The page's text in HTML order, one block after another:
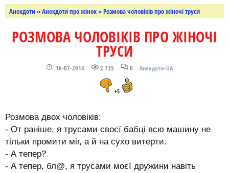
Анекдоти»Анекдоти про жінок» Розмова чоловіків про жіночі труси
РОЗМОВА ЧОЛОВІКІВ ПРО ЖІНОЧІ
ТРУСИ
16-07-2014 2 735 0 Анекдоти-UA
+5
Розмова двох чоловіків:
- От раніше, я трусами своєї бабці всю машину не
тільки промити міг, а й на сухо витерти.
- А тепер?
- А тепер, бл@, я трусами моєї дружини навіть